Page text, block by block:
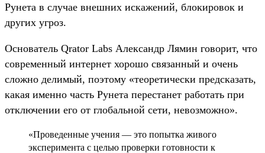
Рунета в случае внешних искажений, блокировок и
других угроз.
Основатель Qrator Labs Александр Лямин говорит, что
современный интернет хорошо связанный и очень
сложно делимый, поэтому «теоретически предсказать,
какая именно часть Рунета перестанет работать при
отключении его от глобальной сети, невозможно».
«Проведенные учения — это попытка живого
эксперимента с целью проверки готовности к